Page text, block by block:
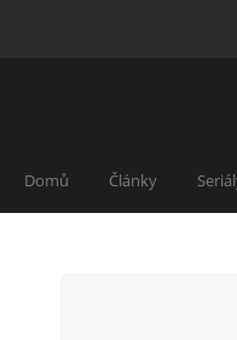
Domů Články